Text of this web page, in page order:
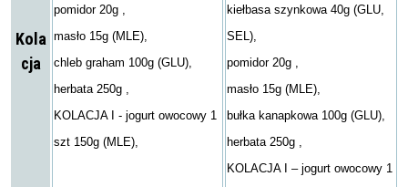
Kola
cja
pomidor 20g ,
masło 15g (MLE),
chleb graham 100g (GLU),
herbata 250g ,
KOLACJA I - jogurt owocowy 1
szt 150g (MLE),
kiełbasa szynkowa 40g (GLU,
SEL),
pomidor 20g ,
masło 15g (MLE),
bułka kanapkowa 100g (GLU),
herbata 250g ,
KOLACJA I – jogurt owocowy 1